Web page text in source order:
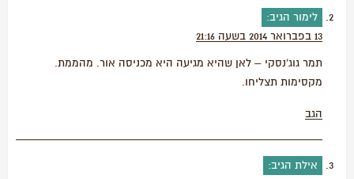
לימור הגיב:
13 בפברואר 2014 בשעה 21:16
תמר גוג'נסקי – לאן שהיא מגיעה היא מכניסה אור. מהממת.
מקסימות תצליחו.
הגב
אילת הגיב: